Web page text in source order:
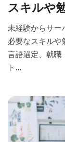
スキルや
未経験からサー
必要なスキルや
言語選定、就職
ト...